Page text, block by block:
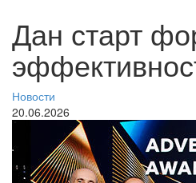
Дан старт
Новости
20.06.2026